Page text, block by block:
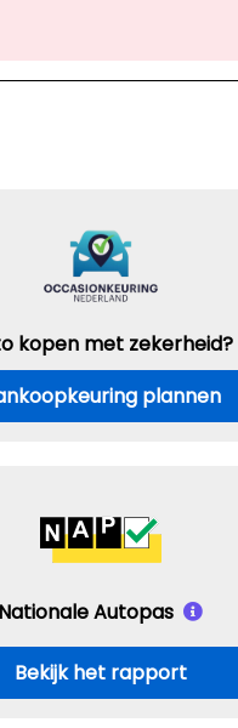
kopen met zekerheid?
plannen
Nationale Autopas
Bekijk het rapport